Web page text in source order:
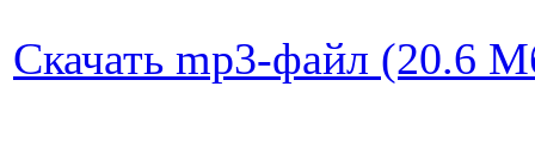
Скачать mp3-файл (20.6